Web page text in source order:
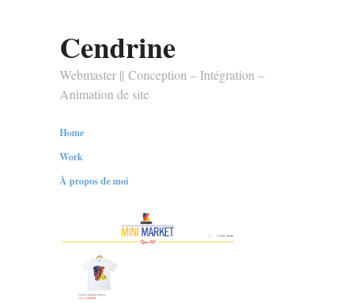
Cendrine
Webmaster || Conception – Intégration –
Animation de site
Home
Work
À propos de moi